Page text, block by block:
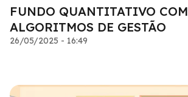
FUNDO QUANTITATIVO COM
ALGORITMOS DE GESTÃO
26/05/2025 - 16:49